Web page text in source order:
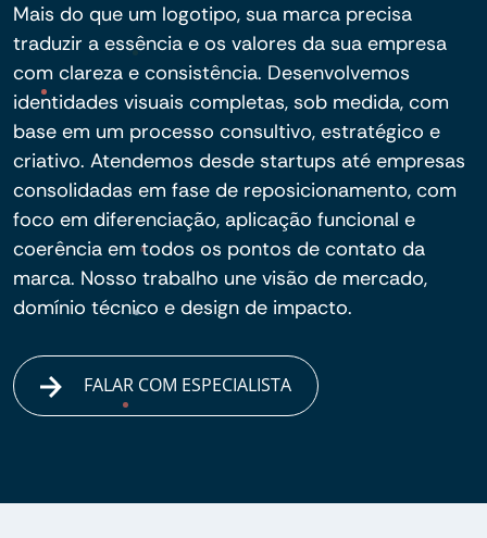
Mais do que um logotipo, sua marca precisa
traduzir a essência e os valores da sua empresa
com clareza e consistência. Desenvolvemos
identidades visuais completas, sob medida, com
base em um processo consultivo, estratégico e
criativo. Atendemos desde startups até empresas
consolidadas em fase de reposicionamento, com
foco em diferenciação, aplicação funcional e
coerência em todos os pontos de contato da
marca. Nosso trabalho une visão de mercado,
domínio técnico e design de impacto.
FALAR COM ESPECIALISTA